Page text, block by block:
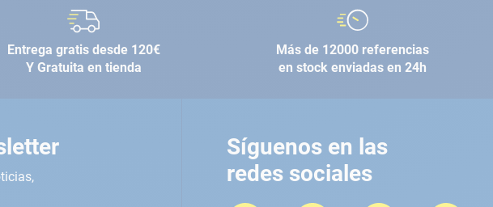
Entrega gratis desde 120€
Y Gratuita en tienda
Más de 12000 referencias
en stock enviadas en 24h
Síguenos en las
redes sociales